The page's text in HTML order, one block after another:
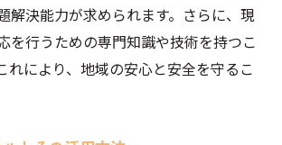
と成長の実感
速対応！埼玉県で求められる緊急
ッフの役割
の具体的な仕事内容
解決能力が求められます。さらに、現
を行うための専門知識や技術を持つこ
れにより、地域の安心と安全を守るこ